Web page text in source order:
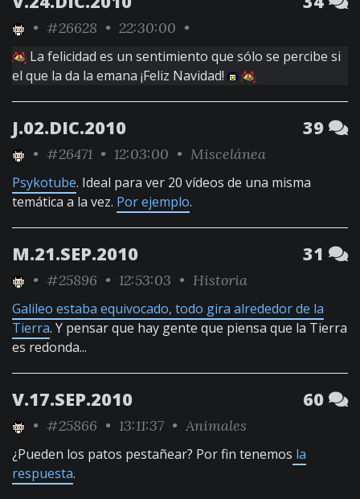
• #26628 • 22:30:00 •
La felicidad es un sentimiento que sólo se percibe si
el que la da la emana ¡Feliz Navidad!
J.02.DIC.2010 39
• #26471 • 12:03:00 • Miscelánea
Psykotube. Ideal para ver 20 vídeos de una misma
temática a la vez. Por ejemplo.
M.21.SEP.2010 31
• #25896 • 12:53:03 • Historia
Galileo estaba equivocado, todo gira alrededor de la
Tierra. Y pensar que hay gente que piensa que la Tierra
es redonda...
V.17.SEP.2010 60
• #25866 • 13:11:37 • Animales
¿Pueden los patos pestañear? Por fin tenemos la
respuesta.